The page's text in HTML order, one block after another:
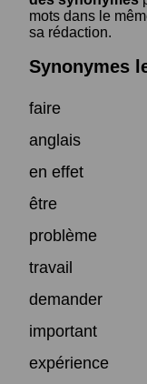
mots dans le
sa rédaction.
Synonymes
faire
anglais
en effet
être
problème
travail
demander
important
expérience